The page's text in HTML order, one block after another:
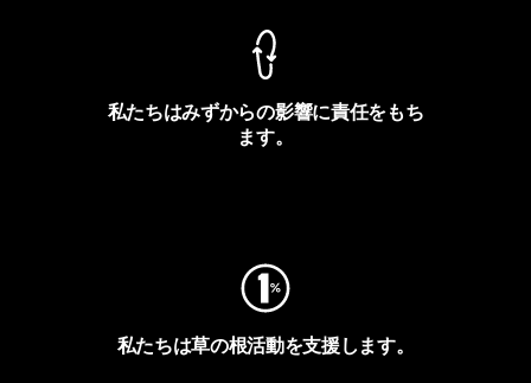
私たちはみずからの影響に責任をもち
ます。
私たちは草の根活動を支援します。